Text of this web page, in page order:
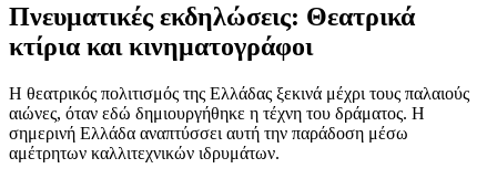
Πνευματικές εκδηλώσεις: Θεατρικά
κτίρια και κινηματογράφοι
Η θεατρικός πολιτισμός της Ελλάδας ξεκινά μέχρι τους παλαιούς
αιώνες, όταν εδώ δημιουργήθηκε η τέχνη του δράματος. Η
σημερινή Ελλάδα αναπτύσσει αυτή την παράδοση μέσω
αμέτρητων καλλιτεχνικών ιδρυμάτων.